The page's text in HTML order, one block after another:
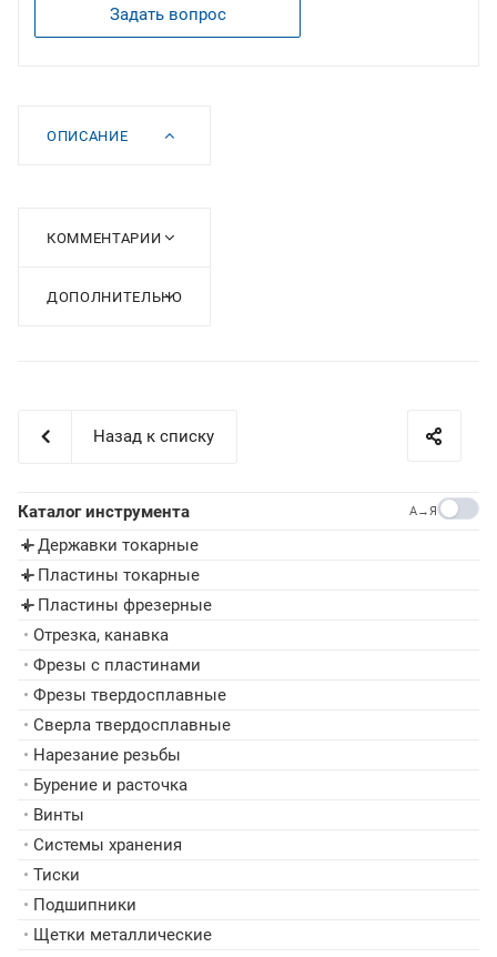
Задать вопрос
ОПИСАНИЕ
КОММЕНТАРИИ
ДОПОЛНИТЕЛЬНО
Назад к списку
Каталог инструмента A→Я
▸ Державки токарные
▸ Пластины токарные
▸ Пластины фрезерные
• Отрезка, канавка
• Фрезы с пластинами
• Фрезы твердосплавные
• Сверла твердосплавные
• Нарезание резьбы
• Бурение и расточка
• Винты
• Системы хранения
• Тиски
• Подшипники
• Щетки металлические